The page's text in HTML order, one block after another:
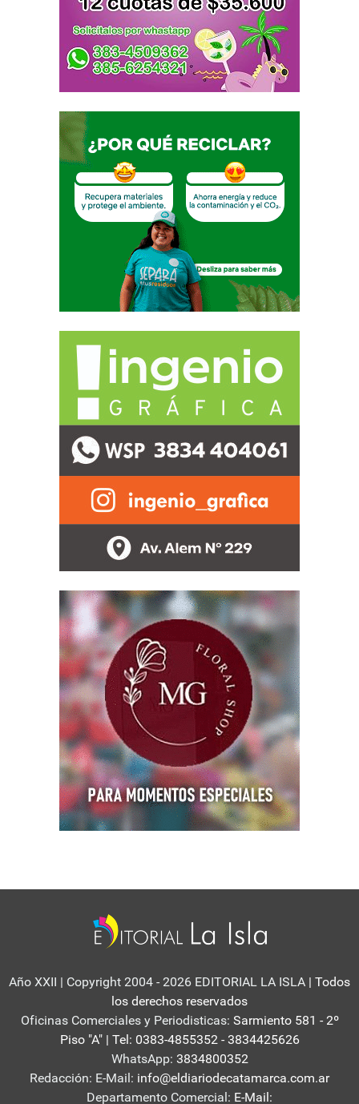
Año XXII | Copyright 2004 - 2026 EDITORIAL LA ISLA | Todos
los derechos reservados
Oficinas Comerciales y Periodisticas: Sarmiento 581 - 2º
Piso "A" | Tel: 0383-4855352 - 3834425626
WhatsApp: 3834800352
Redacción: E-Mail: info@eldiariodecatamarca.com.ar
Departamento Comercial: E-Mail: